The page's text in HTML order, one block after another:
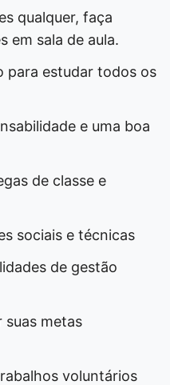
qualquer, faça
em sala de aula.
para estudar todos os
e uma boa
de classe e
sociais e técnicas
de gestão
suas metas
voluntários